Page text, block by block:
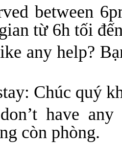
between
từ 6h tối
any help?
Chúc quý
have
còn phòng.